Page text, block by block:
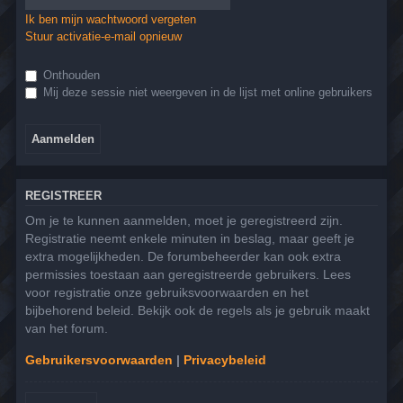
Ik ben mijn wachtwoord vergeten
Stuur activatie-e-mail opnieuw
Onthouden
Mij deze sessie niet weergeven in de lijst met online gebruikers
REGISTREER
Om je te kunnen aanmelden, moet je geregistreerd zijn.
Registratie neemt enkele minuten in beslag, maar geeft je
extra mogelijkheden. De forumbeheerder kan ook extra
permissies toestaan aan geregistreerde gebruikers. Lees
voor registratie onze gebruiksvoorwaarden en het
bijbehorend beleid. Bekijk ook de regels als je gebruik maakt
van het forum.
Gebruikersvoorwaarden | Privacybeleid